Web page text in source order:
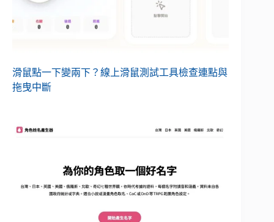
滑鼠點一下變兩下？線上滑鼠測試工具檢查連點與
拖曳中斷